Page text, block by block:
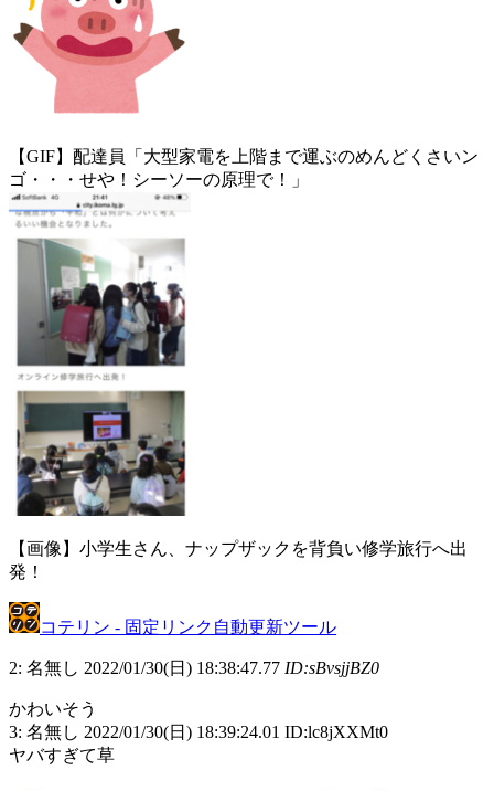
【GIF】配達員「大型家電を上階まで運ぶのめんどくさいン
ゴ・・・せや！シーソーの原理で！」
【画像】小学生さん、ナップザックを背負い修学旅行へ出
発！
コテリン - 固定リンク自動更新ツール
2: 名無し 2022/01/30(日) 18:38:47.77 ID:sBvsjjBZ0
かわいそう
3: 名無し 2022/01/30(日) 18:39:24.01 ID:lc8jXXMt0
ヤバすぎて草